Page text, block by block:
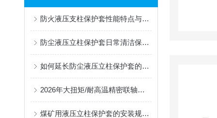
防火液压支柱保护套性能特点与阻燃防护应用
防尘液压立柱保护套日常清洁保养与更换规范
如何延长防尘液压立柱保护套的使用寿命？
2026年大扭矩/耐高温精密联轴器定制找哪家？能实现精准定制的优质厂家盘点
煤矿用液压立柱保护套的安装规范与使用寿命提升方案